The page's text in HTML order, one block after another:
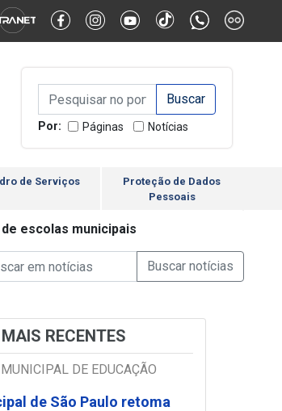
Alto Contraste Alternar Tamanho da Fonte
Campo de Busca de
Campo de Busca de informaçõesEnviar a Busca
Por: Páginas Notícias
de Serviços
Proteção de Dados
Pessoais
escolas municipais
de Busca de Notícias
de Busca de informaçõesEnviar a Busca de
RECENTES
DE EDUCAÇÃO
de São Paulo retoma